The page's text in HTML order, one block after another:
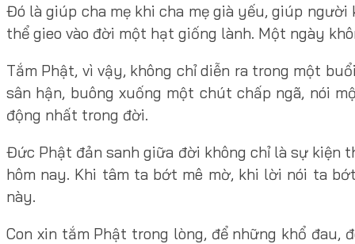
Đó là giúp cha mẹ khi cha mẹ già yếu, giúp
thể gieo vào đời một hạt giống lành. Một ngày
Tắm Phật, vì vậy, không chỉ diễn ra trong một
sân hận, buông xuống một chút chấp ngã, nói
động nhất trong đời.
Đức Phật đản sanh giữa đời không chỉ là sự kiện
hôm nay. Khi tâm ta bớt mê mờ, khi lời nói ta
này.
Con xin tắm Phật trong lòng, để những khổ đau,